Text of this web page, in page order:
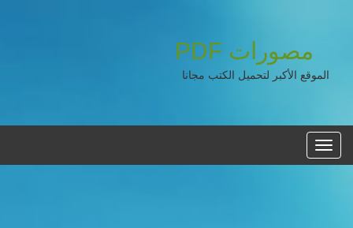
مصورات PDF
الموقع الأكبر لتحميل الكتب مجانا
القائمه
الرئيسية